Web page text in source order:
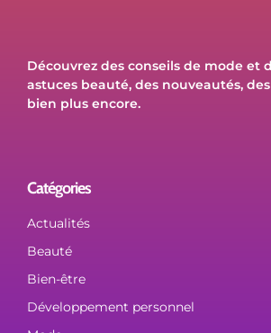
Découvrez des conseils de mode et
astuces beauté, des nouveautés,
bien plus encore.
Catégories
Actualités
Beauté
Bien-être
Développement personnel